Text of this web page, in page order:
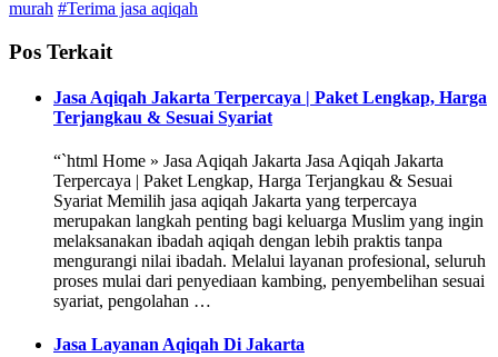
murah #Terima jasa aqiqah
Pos Terkait
Jasa Aqiqah Jakarta Terpercaya | Paket Lengkap, Harga
Terjangkau & Sesuai Syariat
“`html Home » Jasa Aqiqah Jakarta Jasa Aqiqah Jakarta
Terpercaya | Paket Lengkap, Harga Terjangkau & Sesuai
Syariat Memilih jasa aqiqah Jakarta yang terpercaya
merupakan langkah penting bagi keluarga Muslim yang ingin
melaksanakan ibadah aqiqah dengan lebih praktis tanpa
mengurangi nilai ibadah. Melalui layanan profesional, seluruh
proses mulai dari penyediaan kambing, penyembelihan sesuai
syariat, pengolahan …
Jasa Layanan Aqiqah Di Jakarta